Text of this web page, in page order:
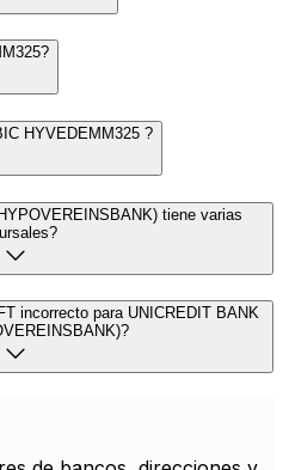
HYVEDEMM325 ?
tiene varias
incorrecto para UNICREDIT BANK